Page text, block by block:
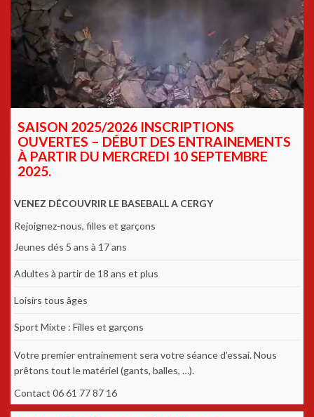
SAISON 2025/2026 INSCRIPTIONS
OUVERTES – DÉBUT DES ENTRAINEMENTS
À PARTIR DU MERCREDI 10 SEPTEMBRE
2025.
VENEZ DÉCOUVRIR LE BASEBALL A CERGY
Rejoignez-nous, filles et garçons
Jeunes dés 5 ans à 17 ans
Adultes à partir de 18 ans et plus
Loisirs tous âges
Sport Mixte : Filles et garçons
Votre premier entrainement sera votre séance d’essai. Nous
prêtons tout le matériel (gants, balles, …).
Contact 06 61 77 87 16